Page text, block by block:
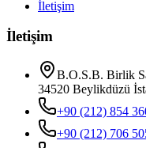
İletişim
İletişim
B.O.S.B. Birlik
34520 Beylikdüzü
+90 (212) 854
+90 (212) 706